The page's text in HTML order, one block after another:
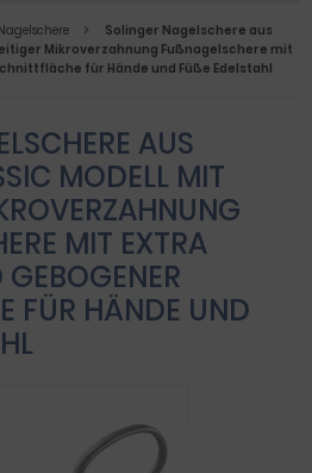
Solinger Nagelschere aus
Mikroverzahnung Fußnagelschere mit
für Hände und Füße Edelstahl
AUS
MODELL MIT
MIT EXTRA S
S
HÄNDE UND F